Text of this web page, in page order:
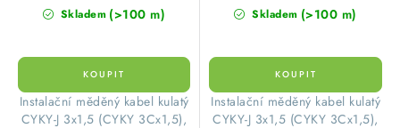
Skladem (>100 m)
​Instalační měděný kabel kulatý
CYKY-J 3x1,5 (CYKY 3Cx1,5),
Skladem (>100 m)
​Instalační měděný kabel kulatý
CYKY-J 3x1,5 (CYKY 3Cx1,5),